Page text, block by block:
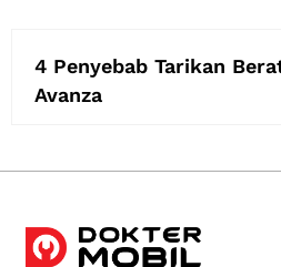
4 Penyebab Tarikan
Avanza